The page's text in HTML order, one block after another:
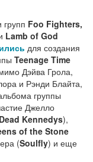
групп Foo Fighters,
Lamb of God
для создания
Teenage Time
Дэйва Грола,
и Рэнди Блайта,
группы
Джелло
Dead Kennedys),
of the Stone
(Soulfly) и еще